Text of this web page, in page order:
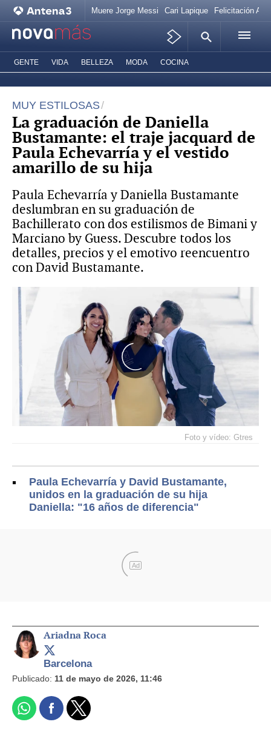
Muere Jorge Messi Cari Lapique Felicitación
GENTE VIDA BELLEZA MODA COCINA
MUY ESTILOSAS
La graduación de Daniella
Bustamante: el traje jacquard de
Paula Echevarría y el vestido
amarillo de su hija
Paula Echevarría y Daniella Bustamante
deslumbran en su graduación de
Bachillerato con dos estilismos de Bimani y
Marciano by Guess. Descubre todos los
detalles, precios y el emotivo reencuentro
con David Bustamante.
Foto y vídeo: Gtres
Paula Echevarría y David Bustamante,
unidos en la graduación de su hija
Daniella: "16 años de diferencia"
Ad
Ariadna Roca
Barcelona
Publicado: 11 de mayo de 2026, 11:46